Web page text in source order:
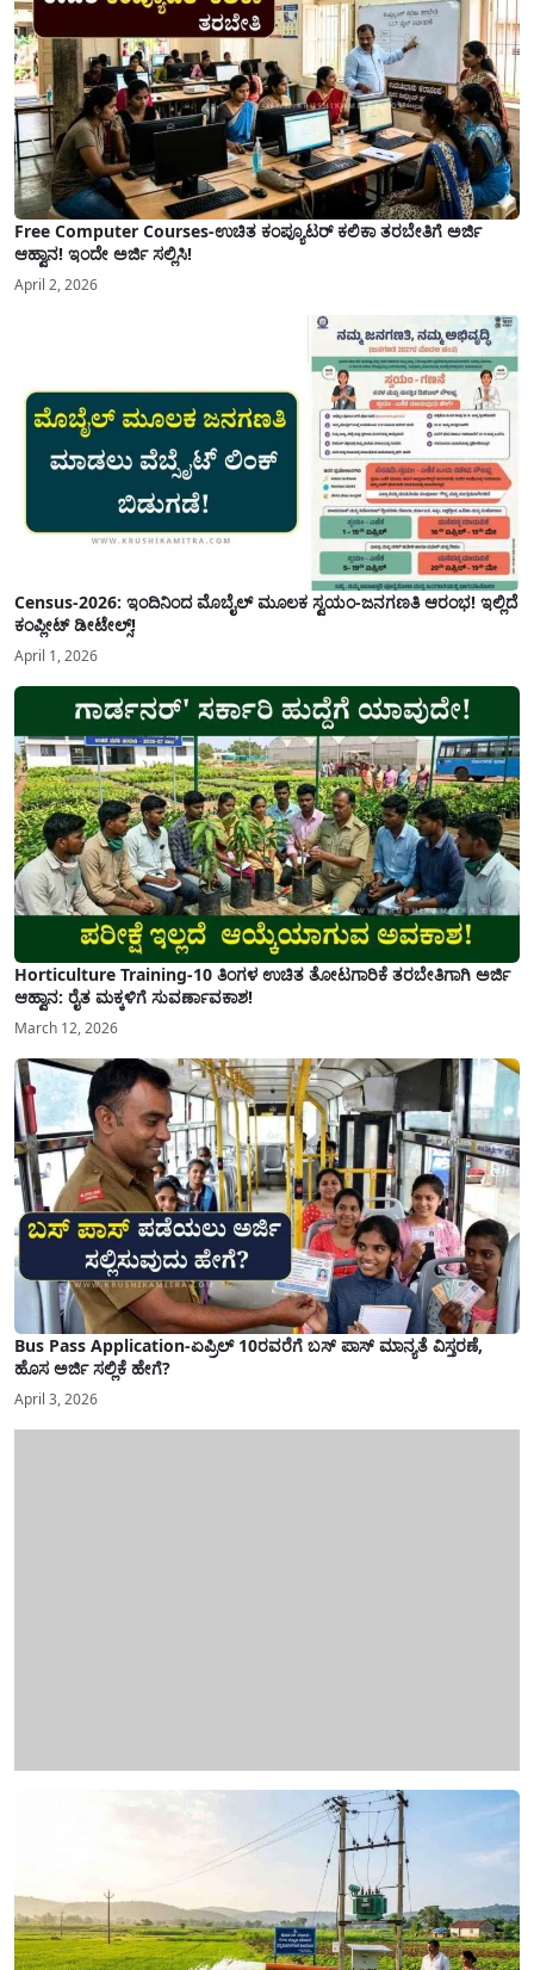
Free Computer Courses-ಉಚಿತ ಕಂಪ್ಯೂಟರ್ ಕಲಿಕಾ ತರಬೇತಿಗೆ ಅರ್ಜಿ
ಆಹ್ವಾನ! ಇಂದೇ ಅರ್ಜಿ ಸಲ್ಲಿಸಿ!
April 2, 2026
Census-2026: ಇಂದಿನಿಂದ ಮೊಬೈಲ್ ಮೂಲಕ ಸ್ವಯಂ-ಜನಗಣತಿ ಆರಂಭ! ಇಲ್ಲಿದೆ
ಕಂಪ್ಲೀಟ್ ಡೀಟೇಲ್ಸ್!
April 1, 2026
Horticulture Training-10 ತಿಂಗಳ ಉಚಿತ ತೋಟಗಾರಿಕೆ ತರಬೇತಿಗಾಗಿ ಅರ್ಜಿ
ಆಹ್ವಾನ: ರೈತ ಮಕ್ಕಳಿಗೆ ಸುವರ್ಣಾವಕಾಶ!
March 12, 2026
Bus Pass Application-ಏಪ್ರಿಲ್ 10ರವರೆಗೆ ಬಸ್ ಪಾಸ್ ಮಾನ್ಯತೆ ವಿಸ್ತರಣೆ,
ಹೊಸ ಅರ್ಜಿ ಸಲ್ಲಿಕೆ ಹೇಗೆ?
April 3, 2026